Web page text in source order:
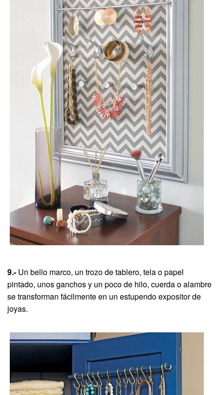
9.- Un bello marco, un trozo de tablero, tela o papel
pintado, unos ganchos y un poco de hilo, cuerda o alambre
se transforman fácilmente en un estupendo expositor de
joyas.